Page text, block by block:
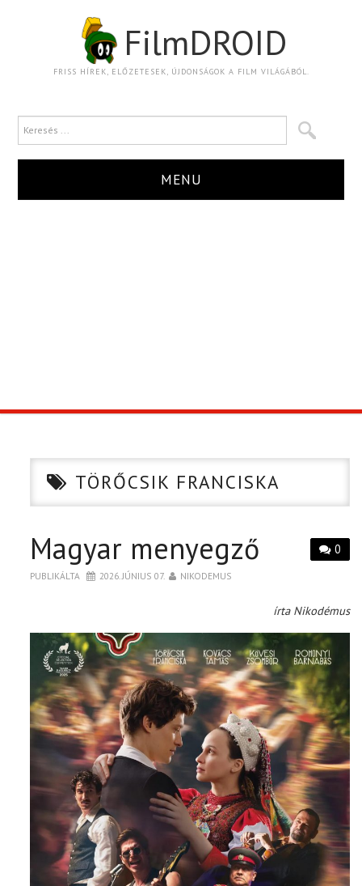
FilmDROID
FRISS HÍREK, ELŐZETESEK, ÚJDONSÁGOK A FILM VILÁGÁBÓL.
MENU
CIKK
PÓLÓ RENDELÉS
TÖRŐCSIK FRANCISKA
0
Magyar menyegző
PUBLIKÁLTA 2026. JÚNIUS 07. NIKODEMUS
írta Nikodémus